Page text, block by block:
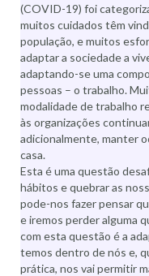
(COVID-19) foi
muitos cuidados têm
população, e muitos
adaptar a sociedade a
adaptando-se uma
pessoas – o trabalho.
modalidade de trabalho
às organizações
adicionalmente, manter
casa.
Esta é uma questão
hábitos e quebrar as
pode-nos fazer pensar
e iremos perder alguma
com esta questão é a
temos dentro de nós e,
prática, nos vai permitir